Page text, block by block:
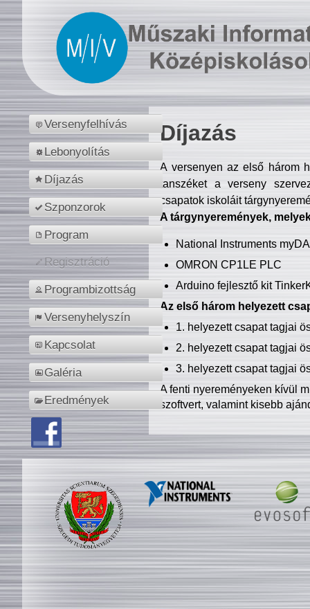
Versenyfelhívás
Lebonyolítás
Díjazás
Szponzorok
Program
Regisztráció
Programbizottság
Versenyhelyszín
Kapcsolat
Galéria
Eredmények
Díjazás
A versenyen az első három
tanszéket a verseny
csapatok iskoláit
A tárgynyeremények,
National Instruments
OMRON CP1LE PLC
Arduino fejlesztő kit
Az első három helyezett
1. helyezett csapat tagjai
2. helyezett csapat tagjai
3. helyezett csapat tagjai
A fenti nyereményeken kívül
szoftvert, valamint kisebb